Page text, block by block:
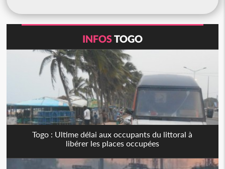
INFOSTOGO
Togo : Ultime délai aux occupants du littoral à
libérer les places occupées